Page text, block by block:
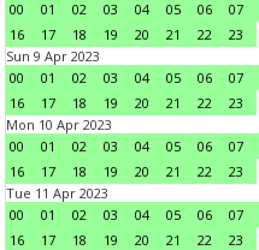
00
01 02 03 04 05 06 07
16
17 18 19 20 21 22
23
Sun 9 Apr 2023
00
01 02 03 04 05 06 07
16
17 18 19 20 21 22
23
Mon 10 Apr 2023
00
01 02 03 04 05 06 07
16
17 18 19 20 21 22
23
Tue 11 Apr 2023
00
01 02 03 04 05 06 07
16
17 18 19 20 21 22
23